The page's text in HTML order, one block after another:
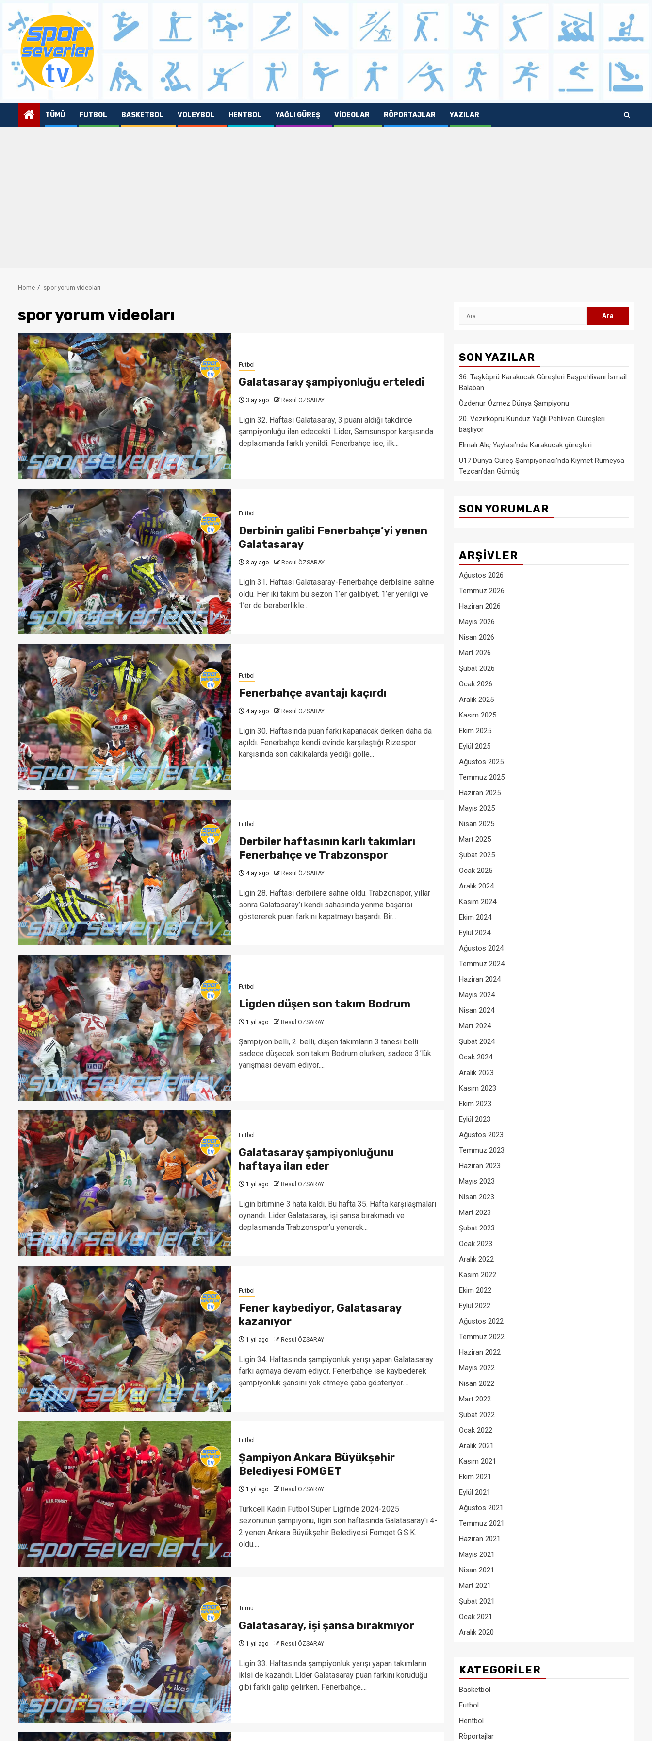
content
TÜMÜ FUTBOL BASKETBOL VOLEYBOL HENTBOL YAĞLI GÜREŞ VIDEOLAR RÖPORTAJLAR YAZILAR
Home spor yorum videoları
spor yorum videoları
Futbol
Galatasaray şampiyonluğu erteledi
3 ay ago Resul ÖZSARAY
Ligin 32. Haftası Galatasaray, 3 puanı aldığı takdirde
şampiyonluğu ilan edecekti. Lider, Samsunspor karşısında
deplasmanda farklı yenildi. Fenerbahçe ise, ilk...
Futbol
Derbinin galibi Fenerbahçe’yi yenen
Galatasaray
3 ay ago Resul ÖZSARAY
Ligin 31. Haftası Galatasaray-Fenerbahçe derbisine sahne
oldu. Her iki takım bu sezon 1’er galibiyet, 1’er yenilgi ve
1’er de beraberlikle...
Futbol
Fenerbahçe avantajı kaçırdı
4 ay ago Resul ÖZSARAY
Ligin 30. Haftasında puan farkı kapanacak derken daha da
açıldı. Fenerbahçe kendi evinde karşılaştığı Rizespor
karşısında son dakikalarda yediği golle...
Futbol
Derbiler haftasının karlı takımları
Fenerbahçe ve Trabzonspor
4 ay ago Resul ÖZSARAY
Ligin 28. Haftası derbilere sahne oldu. Trabzonspor, yıllar
sonra Galatasaray’ı kendi sahasında yenme başarısı
göstererek puan farkını kapatmayı başardı. Bir...
Futbol
Ligden düşen son takım Bodrum
1 yıl ago Resul ÖZSARAY
Şampiyon belli, 2. belli, düşen takımların 3 tanesi belli
sadece düşecek son takım Bodrum olurken, sadece 3.’lük
yarışması devam ediyor....
Futbol
Galatasaray şampiyonluğunu
haftaya ilan eder
1 yıl ago Resul ÖZSARAY
Ligin bitimine 3 hata kaldı. Bu hafta 35. Hafta karşılaşmaları
oynandı. Lider Galatasaray, işi şansa bırakmadı ve
deplasmanda Trabzonspor’u yenerek...
Futbol
Fener kaybediyor, Galatasaray
kazanıyor
1 yıl ago Resul ÖZSARAY
Ligin 34. Haftasında şampiyonluk yarışı yapan Galatasaray
farkı açmaya devam ediyor. Fenerbahçe ise kaybederek
şampiyonluk şansını yok etmeye çaba gösteriyor....
Futbol
Şampiyon Ankara Büyükşehir
Belediyesi FOMGET
1 yıl ago Resul ÖZSARAY
Turkcell Kadın Futbol Süper Ligi'nde 2024-2025
sezonunun şampiyonu, ligin son haftasında Galatasaray'ı 4-
2 yenen Ankara Büyükşehir Belediyesi Fomget G.S.K.
oldu....
Tümü
Galatasaray, işi şansa bırakmıyor
1 yıl ago Resul ÖZSARAY
Ligin 33. Haftasında şampiyonluk yarışı yapan takımların
ikisi de kazandı. Lider Galatasaray puan farkını koruduğu
gibi farklı galip gelirken, Fenerbahçe,...
Arama:
SON YAZILAR
36. Taşköprü Karakucak Güreşleri Başpehlivanı İsmail
Balaban
Özdenur Özmez Dünya Şampiyonu
20. Vezirköprü Kunduz Yağlı Pehlivan Güreşleri
başlıyor
Elmalı Alıç Yaylası’nda Karakucak güreşleri
U17 Dünya Güreş Şampiyonası’nda Kıymet Rümeysa
Tezcan’dan Gümüş
SON YORUMLAR
ARŞIVLER
Ağustos 2026
Temmuz 2026
Haziran 2026
Mayıs 2026
Nisan 2026
Mart 2026
Şubat 2026
Ocak 2026
Aralık 2025
Kasım 2025
Ekim 2025
Eylül 2025
Ağustos 2025
Temmuz 2025
Haziran 2025
Mayıs 2025
Nisan 2025
Mart 2025
Şubat 2025
Ocak 2025
Aralık 2024
Kasım 2024
Ekim 2024
Eylül 2024
Ağustos 2024
Temmuz 2024
Haziran 2024
Mayıs 2024
Nisan 2024
Mart 2024
Şubat 2024
Ocak 2024
Aralık 2023
Kasım 2023
Ekim 2023
Eylül 2023
Ağustos 2023
Temmuz 2023
Haziran 2023
Mayıs 2023
Nisan 2023
Mart 2023
Şubat 2023
Ocak 2023
Aralık 2022
Kasım 2022
Ekim 2022
Eylül 2022
Ağustos 2022
Temmuz 2022
Haziran 2022
Mayıs 2022
Nisan 2022
Mart 2022
Şubat 2022
Ocak 2022
Aralık 2021
Kasım 2021
Ekim 2021
Eylül 2021
Ağustos 2021
Temmuz 2021
Haziran 2021
Mayıs 2021
Nisan 2021
Mart 2021
Şubat 2021
Ocak 2021
Aralık 2020
KATEGORILER
Basketbol
Futbol
Hentbol
Röportajlar